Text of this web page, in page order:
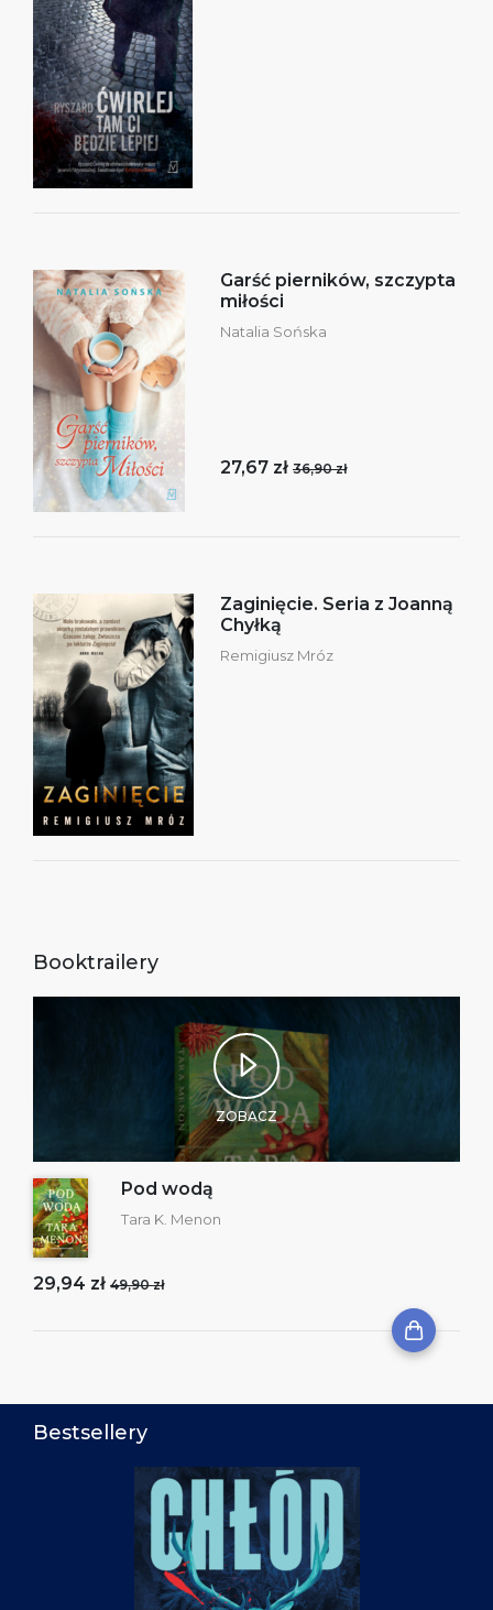
Garść pierników, szczypta
miłości
Natalia Sońska
27,67 zł 36,90 zł
Zaginięcie. Seria z Joanną
Chyłką
Remigiusz Mróz
Booktrailery
ZOBACZ
Pod wodą
Tara K. Menon
29,94 zł 49,90 zł
Bestsellery